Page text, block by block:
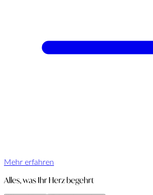
Mehr erfahren
Alles, was Ihr Herz begehrt